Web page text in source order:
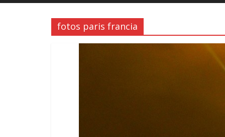
fotos paris francia